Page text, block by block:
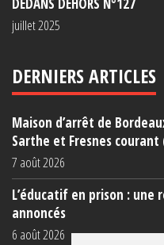
DEDANS DEHORS N°127
juillet 2025
DERNIERS ARTICLES
Maison d’arrêt de
Sarthe et Fresnes courant
7 août 2026
L’éducatif en prison :
annoncés
6 août 2026